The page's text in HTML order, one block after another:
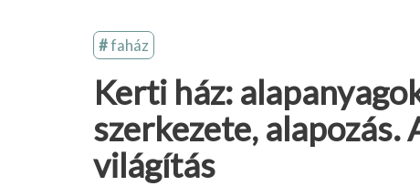
faház
Kerti ház:
szerkezete, alapozás.
világítás